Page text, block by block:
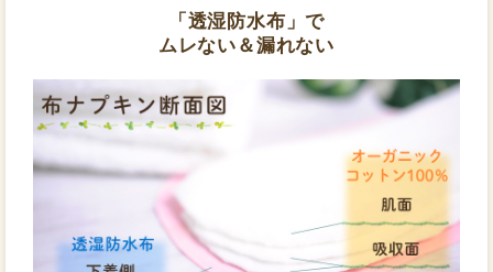
「透湿防水布」で
ムレない＆漏れない